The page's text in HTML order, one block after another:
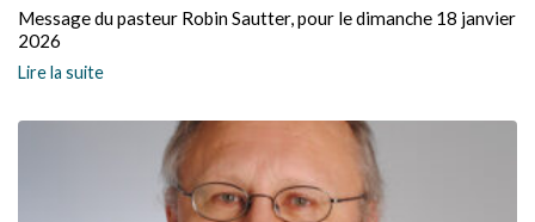
Message du pasteur Robin Sautter, pour le dimanche 18 janvier
2026
Lire la suite